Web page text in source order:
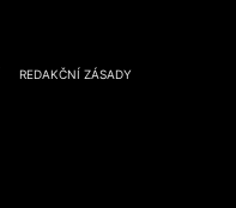
REDAKČNÍ ZÁSADY